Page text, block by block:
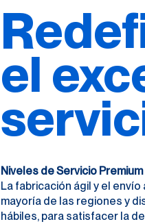
el
Niveles de Servicio Premium
La fabricación ágil y el
mayoría de las regiones y
hábiles, para satisfacer la